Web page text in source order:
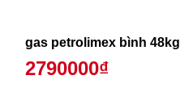
gas petrolimex bình 48kg
2790000₫